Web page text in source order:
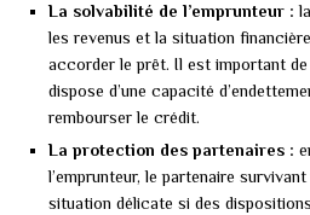
La solvabilité de l’emprunteur :
les revenus et la situation
accorder le prêt. Il est important de
dispose d’une capacité
rembourser le crédit.
La protection des partenaires :
l’emprunteur, le partenaire
situation délicate si des